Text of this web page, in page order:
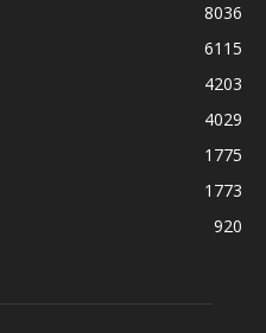
8036
6115
4203
4029
1775
1773
920